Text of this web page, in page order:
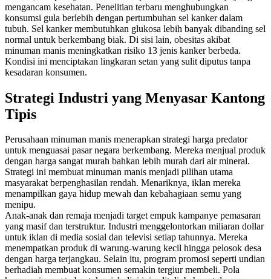
mengancam kesehatan. Penelitian terbaru menghubungkan
konsumsi gula berlebih dengan pertumbuhan sel kanker dalam
tubuh. Sel kanker membutuhkan glukosa lebih banyak dibanding sel
normal untuk berkembang biak. Di sisi lain, obesitas akibat
minuman manis meningkatkan risiko 13 jenis kanker berbeda.
Kondisi ini menciptakan lingkaran setan yang sulit diputus tanpa
kesadaran konsumen.
Strategi Industri yang Menyasar Kantong
Tipis
Perusahaan minuman manis menerapkan strategi harga predator
untuk menguasai pasar negara berkembang. Mereka menjual produk
dengan harga sangat murah bahkan lebih murah dari air mineral.
Strategi ini membuat minuman manis menjadi pilihan utama
masyarakat berpenghasilan rendah. Menariknya, iklan mereka
menampilkan gaya hidup mewah dan kebahagiaan semu yang
menipu.
Anak-anak dan remaja menjadi target empuk kampanye pemasaran
yang masif dan terstruktur. Industri menggelontorkan miliaran dollar
untuk iklan di media sosial dan televisi setiap tahunnya. Mereka
menempatkan produk di warung-warung kecil hingga pelosok desa
dengan harga terjangkau. Selain itu, program promosi seperti undian
berhadiah membuat konsumen semakin tergiur membeli. Pola